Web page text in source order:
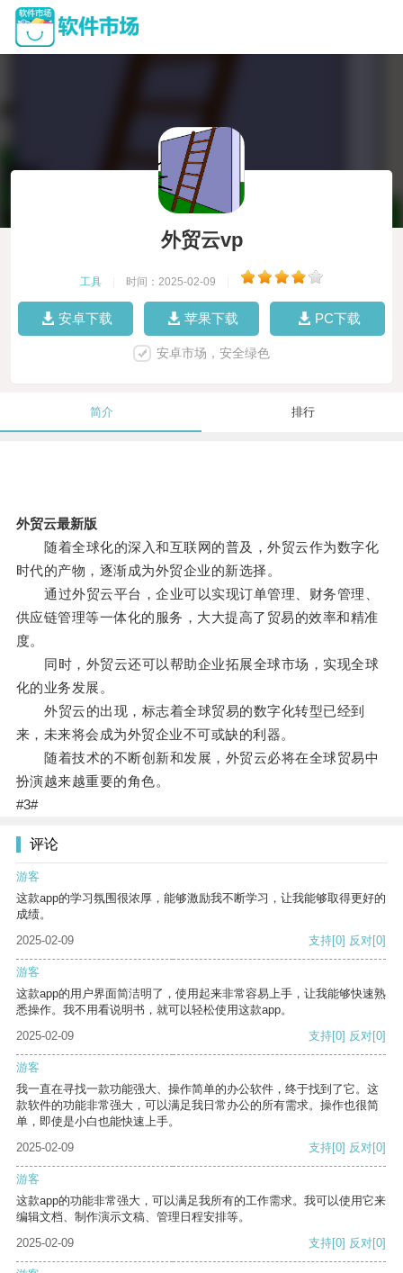
外贸云vp
工具 时间：2025-02-09
安卓下载 苹果下载 PC下载
安卓市场，安全绿色
简介 排行
外贸云最新版
随着全球化的深入和互联网的普及，外贸云作为数字化
时代的产物，逐渐成为外贸企业的新选择。
通过外贸云平台，企业可以实现订单管理、财务管理、
供应链管理等一体化的服务，大大提高了贸易的效率和精准
度。
同时，外贸云还可以帮助企业拓展全球市场，实现全球
化的业务发展。
外贸云的出现，标志着全球贸易的数字化转型已经到
来，未来将会成为外贸企业不可或缺的利器。
随着技术的不断创新和发展，外贸云必将在全球贸易中
扮演越来越重要的角色。
#3#
评论
游客
这款app的学习氛围很浓厚，能够激励我不断学习，让我能够取得更好的
成绩。
2025-02-09
支持[0] 反对[0]
游客
这款app的用户界面简洁明了，使用起来非常容易上手，让我能够快速熟
悉操作。我不用看说明书，就可以轻松使用这款app。
2025-02-09
支持[0] 反对[0]
游客
我一直在寻找一款功能强大、操作简单的办公软件，终于找到了它。这
款软件的功能非常强大，可以满足我日常办公的所有需求。操作也很简
单，即使是小白也能快速上手。
2025-02-09
支持[0] 反对[0]
游客
这款app的功能非常强大，可以满足我所有的工作需求。我可以使用它来
编辑文档、制作演示文稿、管理日程安排等。
2025-02-09
支持[0] 反对[0]